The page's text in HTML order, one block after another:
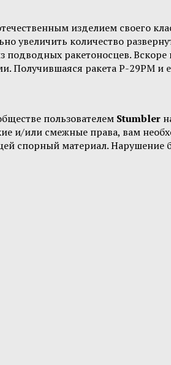
изделием своего
увеличить количество
ракетоносцев.
Получившаяся ракета Р-29РМ
пользователем Stumbler
и/или смежные права, вам
спорный материал. Нарушение